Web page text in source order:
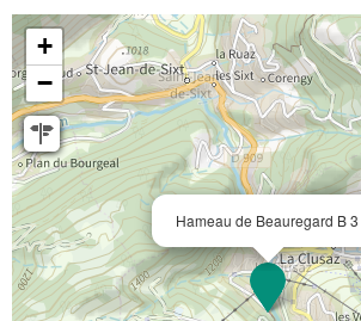
Hameau de Beauregard B 3
+
−